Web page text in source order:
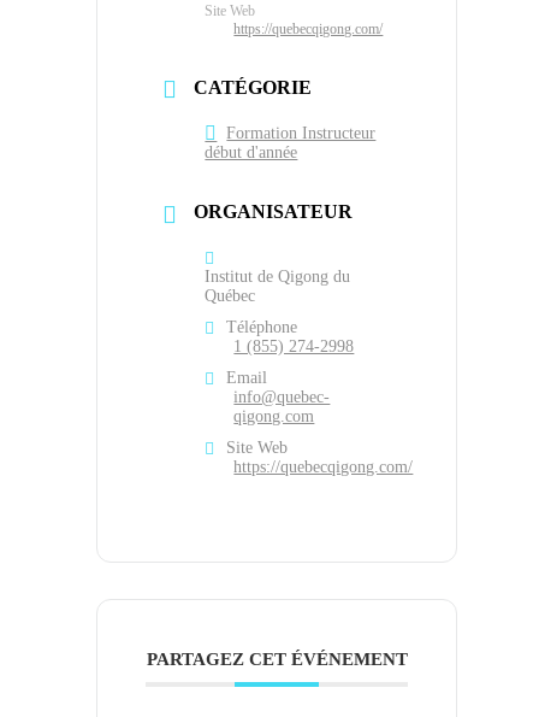
Site Web
https://quebecqigong.com/
CATÉGORIE
Formation Instructeur
début d'année
ORGANISATEUR
Institut de Qigong du
Québec
Téléphone
1 (855) 274-2998
Email
info@quebec-
qigong.com
Site Web
https://quebecqigong.com/
PARTAGEZ CET ÉVÉNEMENT